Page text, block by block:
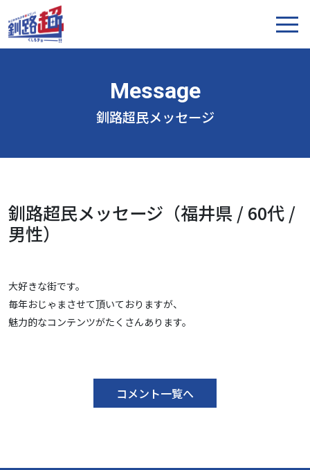
釧路超民メッセージ
釧路超民メッセージ（福井県 / 60代 /
男性）
大好きな街です。
毎年おじゃまさせて頂いておりますが、
魅力的なコンテンツがたくさんあります。
コメント一覧へ